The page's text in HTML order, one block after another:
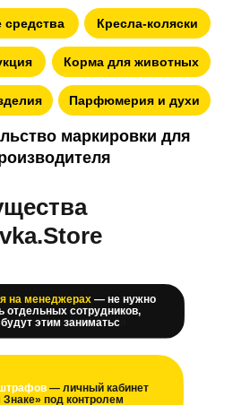
Корма для животных
Кресла-коляски
средства
Парфюмерия и духи
маркировки для
на менеджерах — не нужно
отдельных сотрудников,
этим заниматьс
— личный кабинет
под контролем